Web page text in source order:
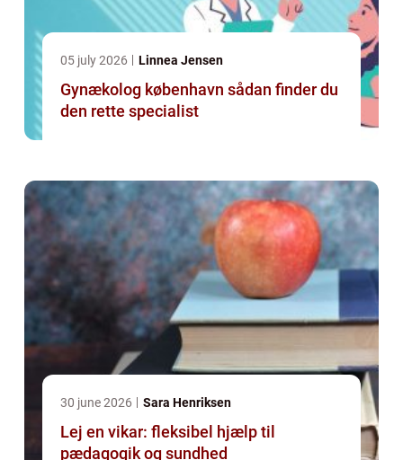
05 july 2026 Linnea Jensen
Gynækolog københavn sådan finder du
den rette specialist
30 june 2026 Sara Henriksen
Lej en vikar: fleksibel hjælp til
pædagogik og sundhed